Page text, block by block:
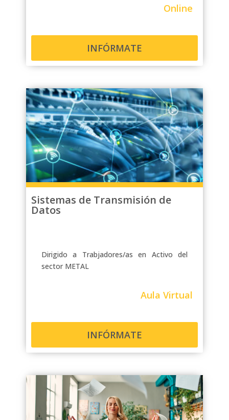
Online
INFÓRMATE
Sistemas de Transmisión de
Datos
Dirigido a Trabjadores/as en Activo del
sector METAL
Aula Virtual
INFÓRMATE